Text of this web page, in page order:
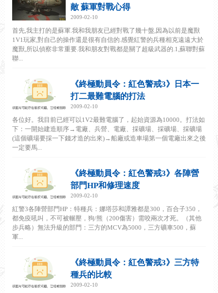
敵 蘇軍對戰心得
2009-02-10
首先,我主打的是蘇軍.我和我朋友已經對戰了幾十盤,因為以前是魔獸
1V1玩家,對自己的操作還是很有自信的.感覺紅警的兵種相克遠遠大於
魔獸,所以偵察非常重要.我和朋友對戰都是關了超級武器的.1,蘇聯對蘇
聯...
《終極動員令：紅色警戒3》日本一
打二最難電腦的打法
2009-02-10
各位好。我目前已經可以1V2最難電腦了，起始資源為10000。打法如
下：一開始建造順序→電廠、兵營、電廠、採礦場、採礦場、採礦場
(這個礦場要採一下錢才造的出來)→船廠或造車場第一個電廠出來之後
一定要馬...
《終極動員令：紅色警戒3》各陣營
部門HP和修理速度
2009-02-10
紅警3各陣營部門HP：特種兵：娜塔莎和譚雅都是300，百合子350，
都免疫吼叫，不可被輾壓，狗/熊（200傷害）需咬兩次才死。（其他
步兵略）無法升級的部門：三方的MCV為5000，三方礦車500，蘇
軍...
《終極動員令：紅色警戒3》三方特
種兵的比較
2009-02-10